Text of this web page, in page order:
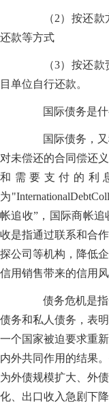
（2）按还款方
还款等方式
（3）按还款责
目单位自行还款。
国际债务是什
国际债务，又
对未偿还的合同偿还
和需要支付的利
为
帐追收”，国际商帐
收是指通过联系和合
探公司等机构，降低
信用销售带来的信用风
债务危机是指
债务和私人债务，表
一个国家被迫要求重
内外共同作用的结果
为外债规模扩大、外
化、出口收入急剧下